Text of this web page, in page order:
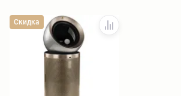
Скидка